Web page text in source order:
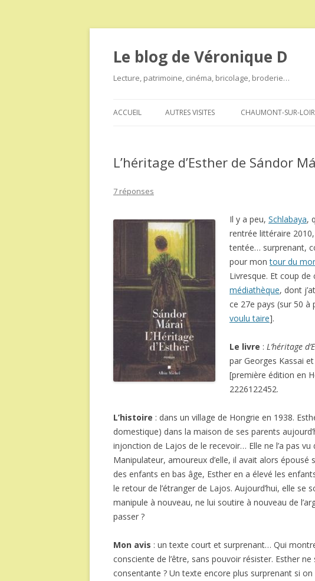
Le blog de Véronique D
Lecture, patrimoine, cinéma, bricolage, broderie…
ACCUEIL AUTRES VISITES CHAUMONT-SUR-
L’héritage d’Esther de Sándor
7 réponses
Il y a peu, Schlabaya,
rentrée littéraire
tentée… surprenant,
pour montour du
Livresque. Et coup de
médiathèque, dont
ce 27e pays (sur 50 à
voulu taire].
Le livre : L’héritage
par Georges Kassai
[première édition en
2226122452.
L’histoire : dans un village de Hongrie en 1938.
domestique) dans la maison de ses parents
injonction de Lajos de le recevoir… Elle ne l’a pas vu
Manipulateur, amoureux d’elle, il avait alors
des enfants en bas âge, Esther en a élevé les
le retour de l’étranger de Lajos. Aujourd’hui, elle se
manipule à nouveau, ne lui soutire à nouveau de
passer ?
Mon avis : un texte court et surprenant… Qui
consciente de l’être, sans pouvoir résister. Esther
consentante ? Un texte encore plus surprenant si